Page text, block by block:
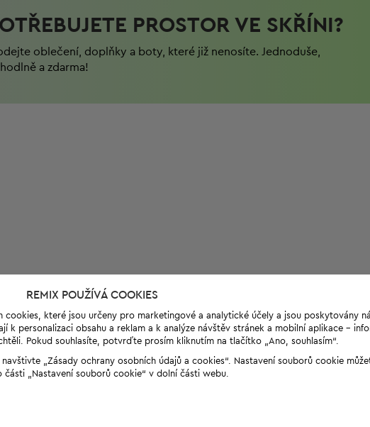
PROSTOR VE SKŘÍNI?
oblečení, doplňky a boty, které již nenosíte. Jednoduše,
a zdarma!
REMIX POUŽÍVÁ COOKIES
cookies, které jsou určeny pro marketingové a analytické účely a jsou poskytovány
k personalizaci obsahu a reklam a k analýze návštěv stránek a mobilní aplikace -
Pokud souhlasíte, potvrďte prosím kliknutím na tlačítko „Ano, souhlasím“.
„Zásady ochrany osobních údajů a cookies“. Nastavení souborů cookie
„Nastavení souborů cookie“ v dolní části webu.